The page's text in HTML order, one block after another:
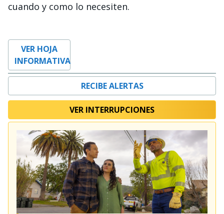
cuando y como lo necesiten.
VER HOJA
INFORMATIVA
RECIBE ALERTAS
VER INTERRUPCIONES